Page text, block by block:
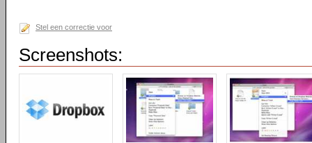
Stel een correctie voor
Screenshots: